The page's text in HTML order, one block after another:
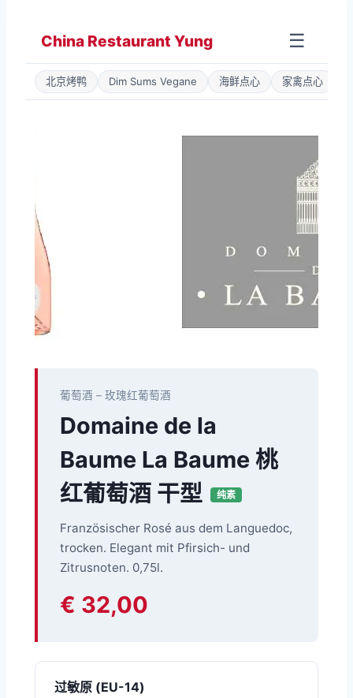
springen
China Restaurant Yung ☰
北京烤鸭 Dim Sums Vegane 海鲜点心 家禽点心
葡萄酒 – 玫瑰红葡萄酒
Domaine de la
Baume La Baume 桃
红葡萄酒 干型
纯素
Französischer Rosé aus dem Languedoc,
trocken. Elegant mit Pfirsich- und
Zitrusnoten. 0,75l.
€ 32,00
过敏原 (EU-14)